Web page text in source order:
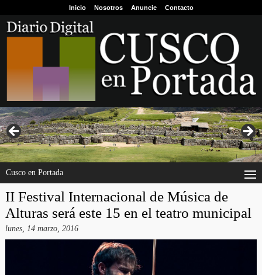
Inicio Nosotros Anuncie Contacto
Cusco en Portada
II Festival Internacional de Música de
Alturas será este 15 en el teatro municipal
lunes, 14 marzo, 2016